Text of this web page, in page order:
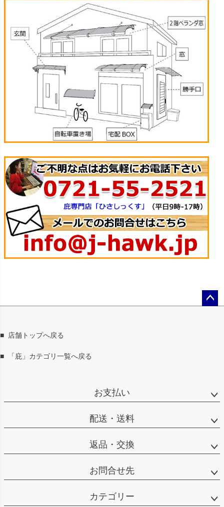
■ 店舗トップへ戻る
■ 「庇」カテゴリ一覧へ戻る
お支払い
配送・送料
返品・交換
お問合せ先
カテゴリー